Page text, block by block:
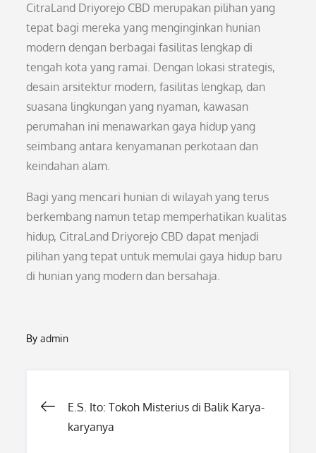
CitraLand Driyorejo CBD merupakan pilihan yang
tepat bagi mereka yang menginginkan hunian
modern dengan berbagai fasilitas lengkap di
tengah kota yang ramai. Dengan lokasi strategis,
desain arsitektur modern, fasilitas lengkap, dan
suasana lingkungan yang nyaman, kawasan
perumahan ini menawarkan gaya hidup yang
seimbang antara kenyamanan perkotaan dan
keindahan alam.
Bagi yang mencari hunian di wilayah yang terus
berkembang namun tetap memperhatikan kualitas
hidup, CitraLand Driyorejo CBD dapat menjadi
pilihan yang tepat untuk memulai gaya hidup baru
di hunian yang modern dan bersahaja.
Byadmin
Post
E.S. Ito: Tokoh Misterius di Balik Karya-
karyanya